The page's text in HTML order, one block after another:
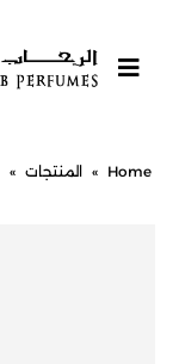
Home
» المنتجات »